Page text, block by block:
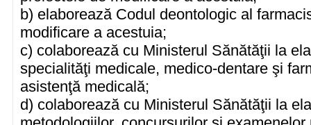
b) elaborează Codul deontologic al
modificare a acestuia;
c) colaborează cu Ministerul Sănătăţii la
specialităţi medicale, medico-dentare şi
asistenţă medicală;
d) colaborează cu Ministerul Sănătăţii la